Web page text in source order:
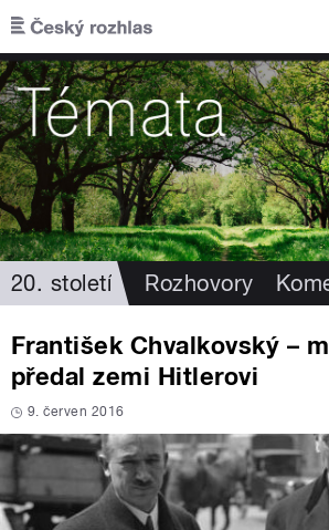
Přejít k hlavnímu obsahu
20. století Rozhovory
František Chvalkovský –
předal zemi Hitlerovi
9. červen 2016